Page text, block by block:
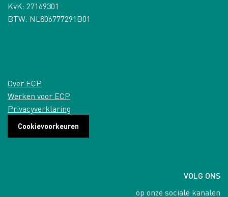
KvK: 27169301
BTW: NL806777291B01
Over ECP
Werken voor ECP
Privacyverklaring
Cookievoorkeuren
VOLG ONS
op onze sociale kanalen